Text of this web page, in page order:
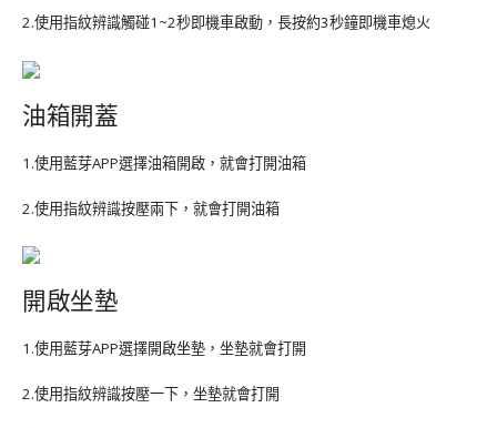
2.使用指紋辨識觸碰1~2秒即機車啟動，長按約3秒鐘即機車熄火
油箱開蓋
1.使用藍芽APP選擇油箱開啟，就會打開油箱
2.使用指紋辨識按壓兩下，就會打開油箱
開啟坐墊
1.使用藍芽APP選擇開啟坐墊，坐墊就會打開
2.使用指紋辨識按壓一下，坐墊就會打開